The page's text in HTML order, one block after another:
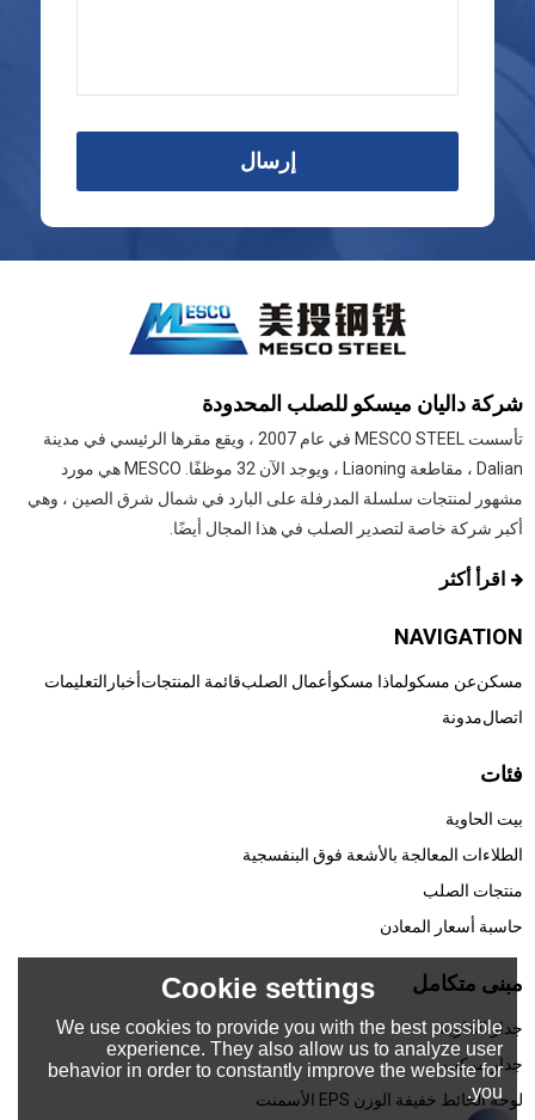
إرسال
شركة داليان ميسكو للصلب المحدودة
تأسست MESCO STEEL في عام 2007 ، ويقع مقرها الرئيسي في مدينة
Dalian ، مقاطعة Liaoning ، ويوجد الآن 32 موظفًا. MESCO هي مورد
مشهور لمنتجات سلسلة المدرفلة على البارد في شمال شرق الصين ، وهي
أكبر شركة خاصة لتصدير الصلب في هذا المجال أيضًا.
اقرأ أكثر
NAVIGATION
مسكنعن مسكولماذا مسكوأعمال الصلبقائمة المنتجاتأخبار التعليمات
اتصالمدونة
فئات
بيت الحاوية
الطلاءات المعالجة بالأشعة فوق البنفسجية
منتجات الصلب
حاسبة أسعار المعادن
مبنى متكامل
جدار الحاوية
جدار مركب
لوحة الحائط خفيفة الوزن EPS الأسمنت
Cookie settings
We use cookies to provide you with the best possible
experience. They also allow us to analyze user
behavior in order to constantly improve the website for
you.